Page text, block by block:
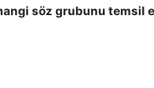
söz grubunu temsil